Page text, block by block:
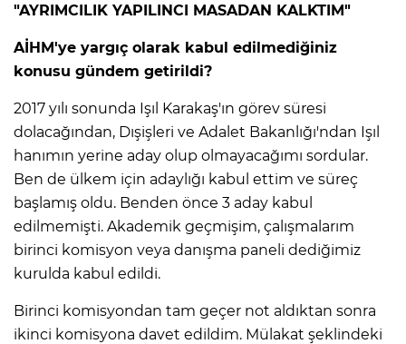
"AYRIMCILIK YAPILINCI MASADAN KALKTIM"
AİHM'ye yargıç olarak kabul edilmediğiniz
konusu gündem getirildi?
2017 yılı sonunda Işıl Karakaş'ın görev süresi
dolacağından, Dışişleri ve Adalet Bakanlığı'ndan Işıl
hanımın yerine aday olup olmayacağımı sordular.
Ben de ülkem için adaylığı kabul ettim ve süreç
başlamış oldu. Benden önce 3 aday kabul
edilmemişti. Akademik geçmişim, çalışmalarım
birinci komisyon veya danışma paneli dediğimiz
kurulda kabul edildi.
Birinci komisyondan tam geçer not aldıktan sonra
ikinci komisyona davet edildim. Mülakat şeklindeki